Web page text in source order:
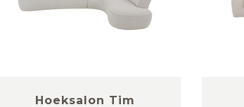
Hoeksalon Tim